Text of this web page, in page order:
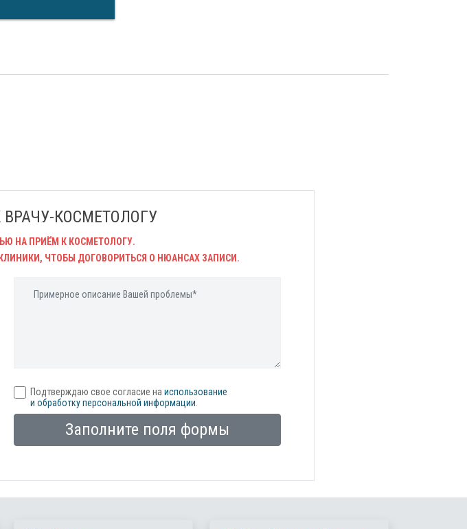
КОСМЕТОЛОГУ
НА ПРИЁМ К КОСМЕТОЛОГУ.
ЧТОБЫ ДОГОВОРИТЬСЯ О НЮАНСАХ ЗАПИСИ.
Подтверждаю свое согласие на использование
и обработку персональной информации
Заполните поля формы